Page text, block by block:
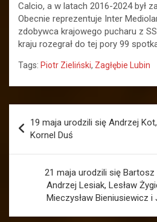
Calcio, a w latach 2016-2024 był
Obecnie reprezentuje Inter
zdobywca krajowego pucharu z
kraju rozegrał do tej pory 99
Tags: Piotr Zieliński, Zagłębie Lubin
wpisu
19 maja urodzili się Andrzej
Kornel Duś
21 maja urodzili się Bartosz
Andrzej Lesiak, Lesław
Mieczysław Bieniusiewicz i